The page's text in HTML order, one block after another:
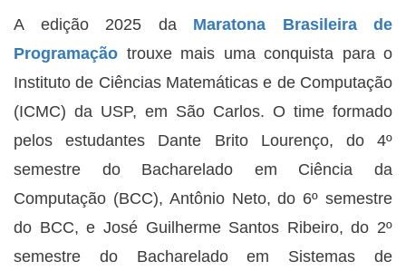
A edição 2025 da Maratona Brasileira de
Programação trouxe mais uma conquista para o
Instituto de Ciências Matemáticas e de Computação
(ICMC) da USP, em São Carlos. O time formado
pelos estudantes Dante Brito Lourenço, do 4º
semestre do Bacharelado em Ciência da
Computação (BCC), Antônio Neto, do 6º semestre
do BCC, e José Guilherme Santos Ribeiro, do 2º
semestre do Bacharelado em Sistemas de